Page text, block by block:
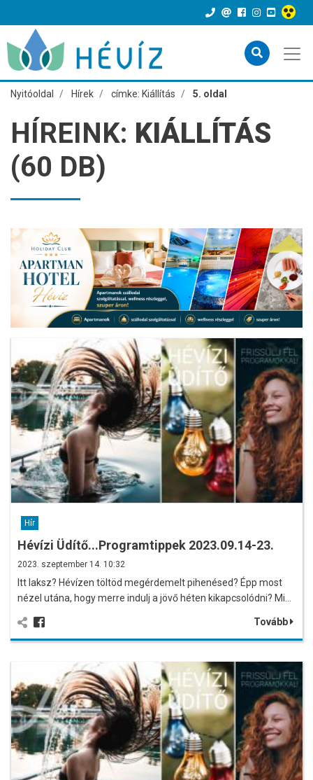
Nyitóoldal Hírek címke: Kiállítás 5. oldal
HÍREINK: KIÁLLÍTÁS
(60 DB)
Hír
Hévízi Üdítő...Programtippek 2023.09.14-23.
2023. szeptember 14. 10:32
Itt laksz? Hévízen töltöd megérdemelt pihenésed? Épp most
nézel utána, hogy merre indulj a jövő héten kikapcsolódni? Mi…
Tovább